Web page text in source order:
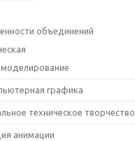
объединений
графика
техническое творчество
анимации